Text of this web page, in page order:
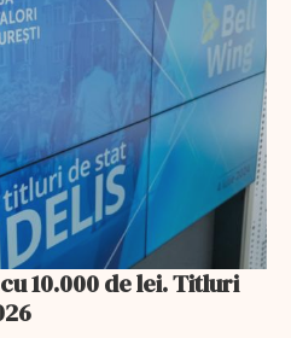
10.000 de lei. Titluri